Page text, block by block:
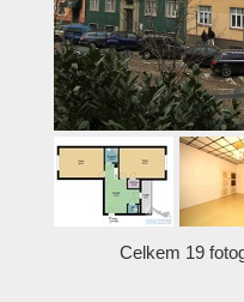
Celkem 19